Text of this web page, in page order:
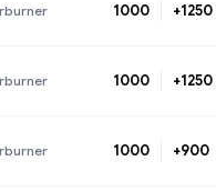
1000 +1250
1000 +1250
1000 +900